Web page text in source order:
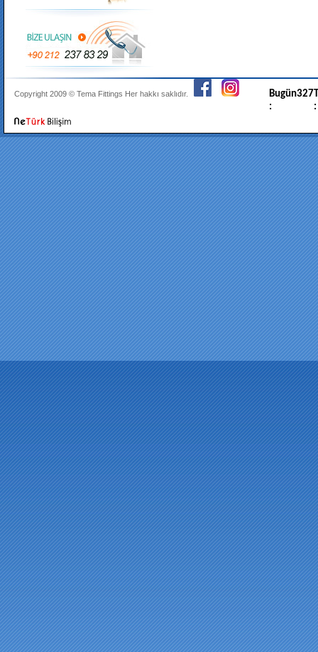
Copyright 2009 © Tema Fittings Her hakkı saklıdır.
Bugün
:
327
: